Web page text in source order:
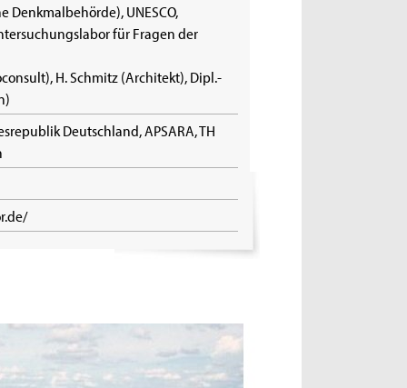
Denkmalbehörde), UNESCO,
für Fragen der
H. Schmitz (Architekt), Dipl.-
Deutschland, APSARA, TH